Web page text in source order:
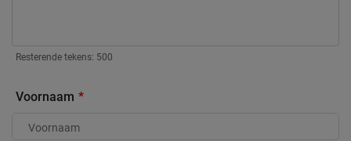
Resterende tekens: 500
Voornaam